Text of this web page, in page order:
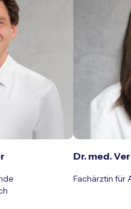
Dr. med.
Fachärztin für